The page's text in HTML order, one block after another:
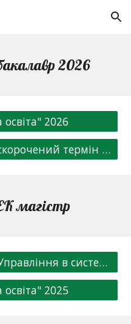
Skip to navigation
2026
2026
ОП "Дошкільна освіта (скорочений термін навчання)" 2026
магістр
ОП "Дошкільна освіта (Управління в системі дошкільної освіти) 2025
2025